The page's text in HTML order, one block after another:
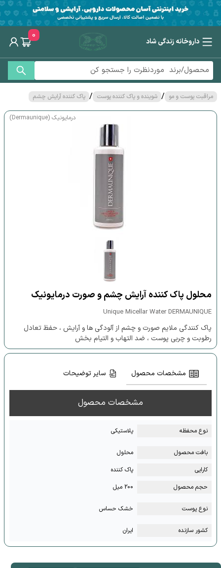
داروخانه زندگی شاد
0
مراقبت پوست و مو / شوینده و پاک کننده پوست / پاک کننده آرایش چشم
درمایونیک (Dermaunique)
محلول پاک کننده آرایش چشم و صورت درمایونیک
Unique Micellar Water DERMAUNIQUE
پاک کنندگی ملایم صورت و چشم از آلودگی ها و آرایش ، حفظ تعادل
رطوبت و چربی پوست ، ضد التهاب و التیام بخش
مشخصات محصول سایر توضیحات
مشخصات محصول
نوع محفظه پلاستیکی
بافت محصول
محلول
کارایی
پاک کننده
حجم محصول
200 میل
نوع پوست خشک حساس
کشور سازنده ایران